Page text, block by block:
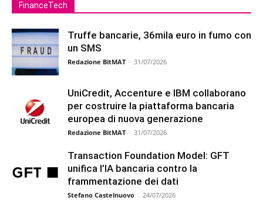
FinanceTech
Truffe bancarie, 36mila euro in fumo con
un SMS
Redazione BitMAT - 31/07/2026
UniCredit, Accenture e IBM collaborano
per costruire la piattaforma bancaria
europea di nuova generazione
Redazione BitMAT - 31/07/2026
Transaction Foundation Model: GFT
unifica l’IA bancaria contro la
frammentazione dei dati
Stefano Castelnuovo - 24/07/2026